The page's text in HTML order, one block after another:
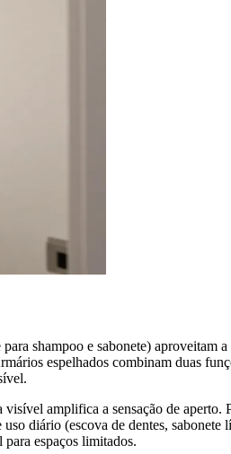
shampoo e sabonete) aproveitam
espelhados combinam duas
amplifica a sensação de aperto.
diário (escova de dentes,
espaços limitados.